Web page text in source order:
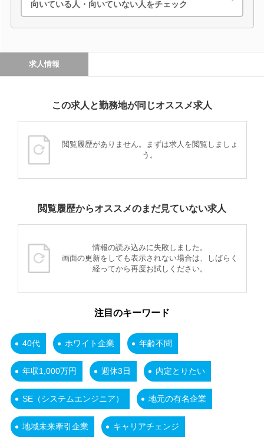
向いている人・向いていない人をチェック
求人情報
この求人と勤務地が同じオススメ求人
閲覧履歴がありません。まずは求人を閲覧しましょ
う。
閲覧履歴からオススメのまだ見ていない求人
情報の読み込みに失敗しました。
画面の更新をしても表示されない場合は、しばらく
経ってから再度お試しください。
注目のキーワード
40代 ホワイト企業 年齢不問
年収1,000万円 週休3日 内定とりたい
SE（システムエンジニア） 地元の有名企業
地域未来牽引企業 キャリアチェンジ